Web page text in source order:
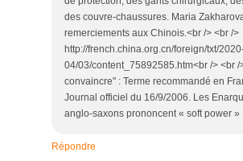
des couvre-chaussures. Maria
remerciements aux Chinois.<br /> <br />
http://french.china.org.cn/foreign/txt/
04/03/content_75892585.htm<br /> <br /
convaincre" : Terme recommandé en
Journal officiel du 16/9/2006. Les
anglo-saxons prononcent « soft power »
Répondre